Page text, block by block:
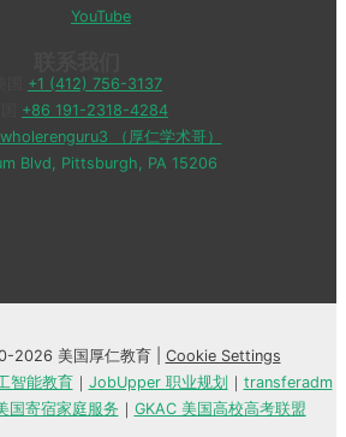
YouTube
+1 (412) 756-3137
+86 191-2318-4284
wholerenguru3 （厚仁学术哥）
Blvd, Pittsburgh, PA 15206
2026 美国厚仁教育 | Cookie Settings
智能教育｜ JobUpper 职业规划 ｜ transferadm
国寄宿家庭服务 ｜ GKAC 美国高校高考联盟